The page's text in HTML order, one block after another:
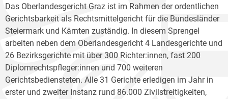
Das Oberlandesgericht Graz ist im Rahmen der ordentlichen
Gerichtsbarkeit als Rechtsmittelgericht für die Bundesländer
Steiermark und Kärnten zuständig. In diesem Sprengel
arbeiten neben dem Oberlandesgericht 4 Landesgerichte und
26 Bezirksgerichte mit über 300 Richter:innen, fast 200
Diplomrechtspfleger:innen und 700 weiteren
Gerichtsbediensteten. Alle 31 Gerichte erledigen im Jahr in
erster und zweiter Instanz rund 86.000 Zivilstreitigkeiten,